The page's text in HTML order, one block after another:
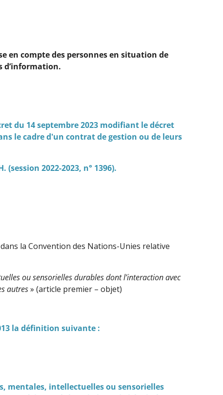
en compte des personnes en situation de
d’information.
du 14 septembre 2023 modifiant le décret
le cadre d'un contrat de gestion ou de leurs
2022-2023, n° 1396).
la Convention des Nations-Unies relative
ou sensorielles durables dont l’interaction avec
autres» (article premier – objet)
la définition suivante :
mentales, intellectuelles ou sensorielles